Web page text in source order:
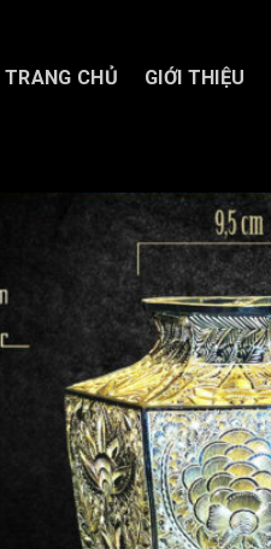
TRANG CHỦ GIỚI THIỆU